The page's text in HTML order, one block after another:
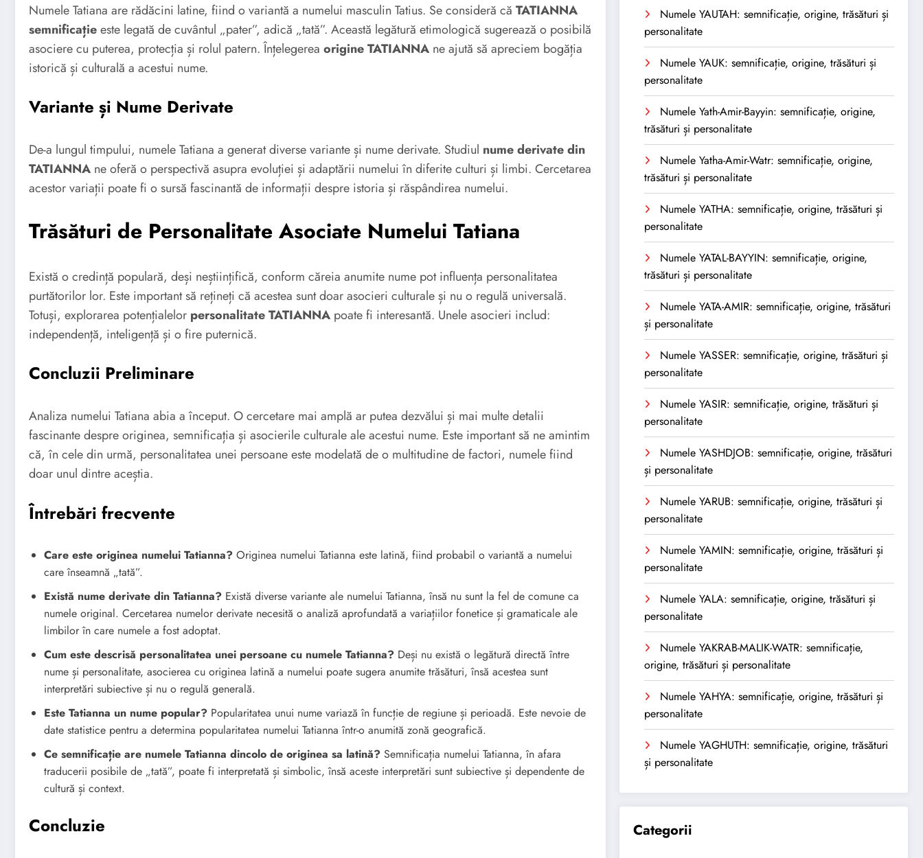
Numele Tatiana are rădăcini latine, fiind o variantă a numelui masculin Tatius. Se consideră că TATIANNA
semnificațieeste legată de cuvântul „pater”, adică „tată”. Această legătură etimologică sugerează o posibilă
asociere cu puterea, protecția și rolul patern. Înțelegerea origine TATIANNA ne ajută să apreciem bogăția
istorică și culturală a acestui nume.
Variante și Nume Derivate
De-a lungul timpului, numele Tatiana a generat diverse variante și nume derivate. Studiul nume derivate din
TATIANNA ne oferă o perspectivă asupra evoluției și adaptării numelui în diferite culturi și limbi. Cercetarea
acestor variații poate fi o sursă fascinantă de informații despre istoria și răspândirea numelui.
Trăsături de Personalitate Asociate Numelui Tatiana
Există o credință populară, deși neștiințifică, conform căreia anumite nume pot influența personalitatea
purtătorilor lor. Este important să rețineți că acestea sunt doar asocieri culturale și nu o regulă universală.
Totuși, explorarea potențialelor personalitate TATIANNA poate fi interesantă. Unele asocieri includ:
independență, inteligență și o fire puternică.
Concluzii Preliminare
Analiza numelui Tatiana abia a început. O cercetare mai amplă ar putea dezvălui și mai multe detalii
fascinante despre originea, semnificația și asocierile culturale ale acestui nume. Este important să ne amintim
că, în cele din urmă, personalitatea unei persoane este modelată de o multitudine de factori, numele fiind
doar unul dintre aceștia.
Întrebări frecvente
Care este originea numelui Tatianna? Originea numelui Tatianna este latină, fiind probabil o variantă a numelui
care înseamnă „tată”.
Există nume derivate din Tatianna? Există diverse variante ale numelui Tatianna, însă nu sunt la fel de comune ca
numele original. Cercetarea numelor derivate necesită o analiză aprofundată a variațiilor fonetice și gramaticale ale
limbilor în care numele a fost adoptat.
Cum este descrisă personalitatea unei persoane cu numele Tatianna? Deși nu există o legătură directă între
nume și personalitate, asocierea cu originea latină a numelui poate sugera anumite trăsături, însă acestea sunt
interpretări subiective și nu o regulă generală.
Este Tatianna un nume popular? Popularitatea unui nume variază în funcție de regiune și perioadă. Este nevoie de
date statistice pentru a determina popularitatea numelui Tatianna într-o anumită zonă geografică.
Ce semnificație are numele Tatianna dincolo de originea sa latină? Semnificația numelui Tatianna, în afara
traducerii posibile de „tată”, poate fi interpretată și simbolic, însă aceste interpretări sunt subiective și dependente de
cultură și context.
Concluzie
Numele YAUTAH: semnificație, origine, trăsături și
personalitate
Numele YAUK: semnificație, origine, trăsături și
personalitate
Numele Yath-Amir-Bayyin: semnificație, origine,
trăsături și personalitate
Numele Yatha-Amir-Watr: semnificație, origine,
trăsături și personalitate
Numele YATHA: semnificație, origine, trăsături și
personalitate
Numele YATAL-BAYYIN: semnificație, origine,
trăsături și personalitate
Numele YATA-AMIR: semnificație, origine, trăsături
și personalitate
Numele YASSER: semnificație, origine, trăsături și
personalitate
Numele YASIR: semnificație, origine, trăsături și
personalitate
Numele YASHDJOB: semnificație, origine, trăsături
și personalitate
Numele YARUB: semnificație, origine, trăsături și
personalitate
Numele YAMIN: semnificație, origine, trăsături și
personalitate
Numele YALA: semnificație, origine, trăsături și
personalitate
Numele YAKRAB-MALIK-WATR: semnificație,
origine, trăsături și personalitate
Numele YAHYA: semnificație, origine, trăsături și
personalitate
Numele YAGHUTH: semnificație, origine, trăsături
și personalitate
Categorii